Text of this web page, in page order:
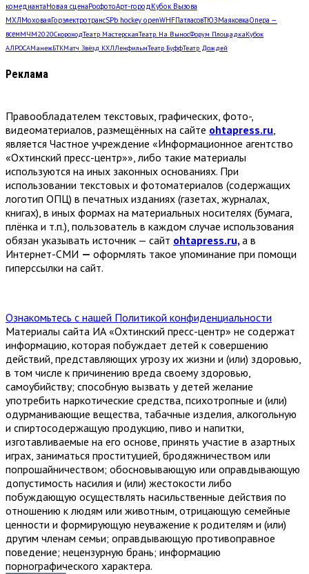
комедиантаНовая сценаРосфотоАрт-город Кубок Вызова
МХЛМоховаяГорэлектротрансSPb hockey openWHFПатласовТЮЗМаяковкаОпера —
всемМЧМ2020СкороходТеатр МастерскаяТеатр. На ВыносФорум ПлощадкаКубок
АЛРОСАМанежБТКМатч Звёзд КХЛЛенфильмТеатр БуффТеатр Дождей
Реклама
Правообладателем текстовых, графических, фото-,
видеоматериалов, размещённых на сайте ohtapress.ru,
является Частное учреждение «Информационное агентство
«Охтинский пресс-центр»», либо такие материалы
используются на иных законных основаниях. При
использовании текстовых и фотоматериалов (содержащих
логотип ОПЦ) в печатных изданиях (газетах, журналах,
книгах), в иных формах на материальных носителях (бумага,
плёнка и т.п.), пользователь в каждом случае использования
обязан указывать источник — сайт ohtapress.ru, а в
Интернет-СМИ — оформлять такое упоминание при помощи
гиперссылки на сайт.
Ознакомьтесь с нашей Политикой конфиденциальности
Материалы сайта ИА «Охтинский пресс-центр» не содержат
информацию, которая побуждает детей к совершению
действий, представляющих угрозу их жизни и (или) здоровью,
в том числе к причинению вреда своему здоровью,
самоубийству; способную вызвать у детей желание
употребить наркотические средства, психотропные и (или)
одурманивающие вещества, табачные изделия, алкогольную
и спиртосодержащую продукцию, пиво и напитки,
изготавливаемые на его основе, принять участие в азартных
играх, заниматься проституцией, бродяжничеством или
попрошайничеством; обосновывающую или оправдывающую
допустимость насилия и (или) жестокости либо
побуждающую осуществлять насильственные действия по
отношению к людям или животным, отрицающую семейные
ценности и формирующую неуважение к родителям и (или)
другим членам семьи; оправдывающую противоправное
поведение; нецензурную брань; информацию
порнографического характера.